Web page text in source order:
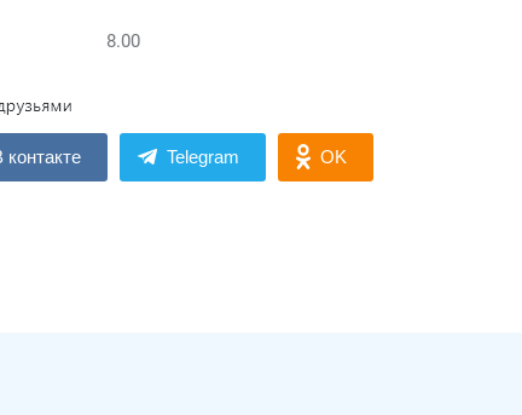
8.00
контакте Telegram OK